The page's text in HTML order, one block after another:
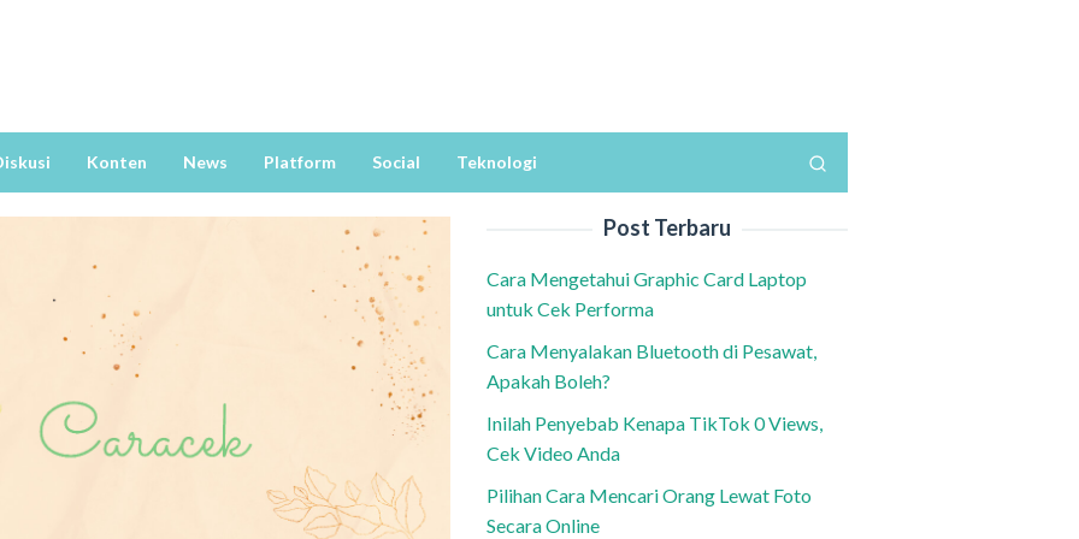
Konten News Platform Social Teknologi
Post Terbaru
Cara Mengetahui Graphic Card Laptop
untuk Cek Performa
Cara Menyalakan Bluetooth di Pesawat,
Apakah Boleh?
Inilah Penyebab Kenapa TikTok 0 Views,
Cek Video Anda
Pilihan Cara Mencari Orang Lewat Foto
Secara Online